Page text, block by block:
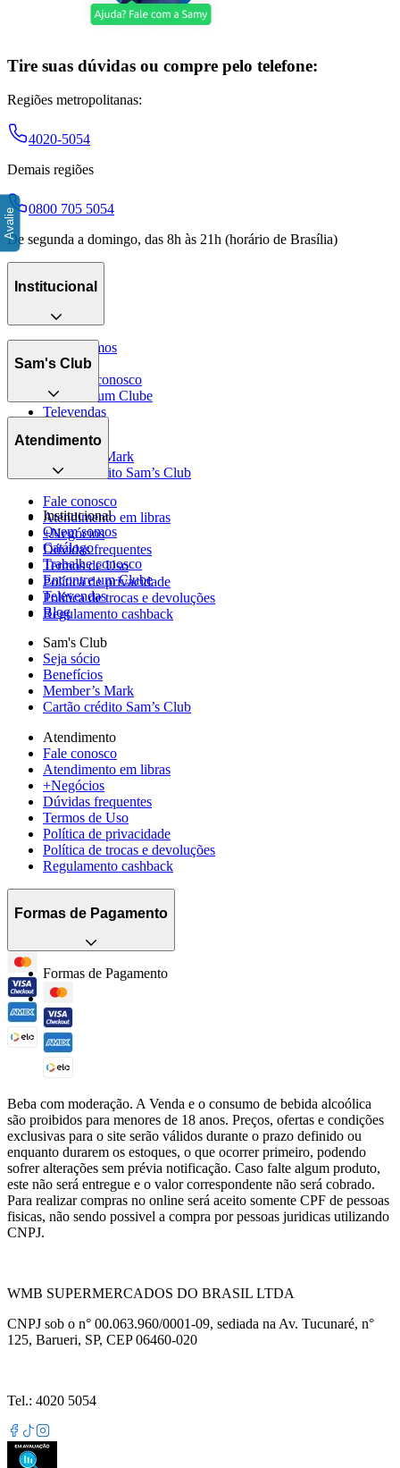
Tire suas dúvidas ou compre pelo telefone:
Regiões metropolitanas:
4020-5054
Demais regiões
0800 705 5054
De segunda a domingo, das 8h às 21h (horário de Brasília)
Institucional
Quem somos
Catálogo
Trabalhe conosco
Encontre um Clube
Televendas
Sam's Club
Benefícios
Member’s Mark
Cartão crédito Sam’s Club
Atendimento
Fale conosco
Atendimento em libras
+Negócios
Dúvidas frequentes
Termos de Uso
Política de privacidade
Política de trocas e devoluções
Regulamento cashback
Institucional
Quem somos
Catálogo
Trabalhe conosco
Encontre um Clube
Televendas
Blog
Sam's Club
Seja sócio
Benefícios
Member’s Mark
Cartão crédito Sam’s Club
Atendimento
Fale conosco
Atendimento em libras
+Negócios
Dúvidas frequentes
Termos de Uso
Política de privacidade
Política de trocas e devoluções
Regulamento cashback
Formas de Pagamento
Formas de Pagamento
Beba com moderação. A Venda e o consumo de bebida alcoólica
são proibidos para menores de 18 anos. Preços, ofertas e condições
exclusivas para o site serão válidos durante o prazo definido ou
enquanto durarem os estoques, o que ocorrer primeiro, podendo
sofrer alterações sem prévia notificação. Caso falte algum produto,
este não será entregue e o valor correspondente não será cobrado.
Para realizar compras no online será aceito somente CPF de pessoas
fisicas, não sendo possivel a compra por pessoas juridicas utilizando
CNPJ.
WMB SUPERMERCADOS DO BRASIL LTDA
CNPJ sob o n° 00.063.960/0001-09, sediada na Av. Tucunaré, n°
125, Barueri, SP, CEP 06460-020
Tel.: 4020 5054